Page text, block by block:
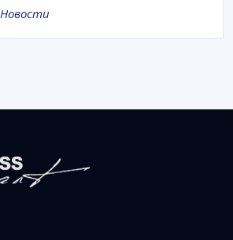
Новости